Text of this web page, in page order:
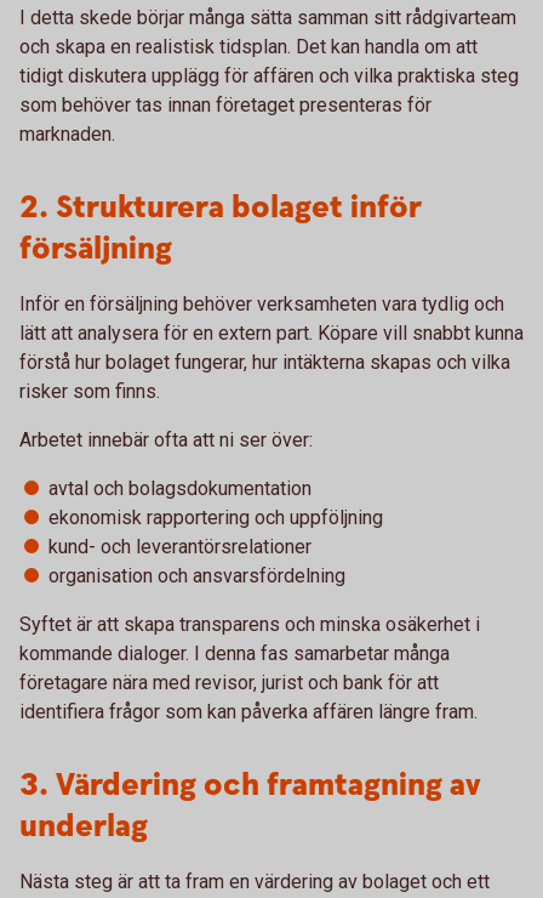
I detta skede börjar många sätta samman sitt rådgivarteam
och skapa en realistisk tidsplan. Det kan handla om att
tidigt diskutera upplägg för affären och vilka praktiska steg
som behöver tas innan företaget presenteras för
marknaden.
2. Strukturera bolaget inför
försäljning
Inför en försäljning behöver verksamheten vara tydlig och
lätt att analysera för en extern part. Köpare vill snabbt kunna
förstå hur bolaget fungerar, hur intäkterna skapas och vilka
risker som finns.
Arbetet innebär ofta att ni ser över:
avtal och bolagsdokumentation
ekonomisk rapportering och uppföljning
kund- och leverantörsrelationer
organisation och ansvarsfördelning
Syftet är att skapa transparens och minska osäkerhet i
kommande dialoger. I denna fas samarbetar många
företagare nära med revisor, jurist och bank för att
identifiera frågor som kan påverka affären längre fram.
3. Värdering och framtagning av
underlag
Nästa steg är att ta fram en värdering av bolaget och ett